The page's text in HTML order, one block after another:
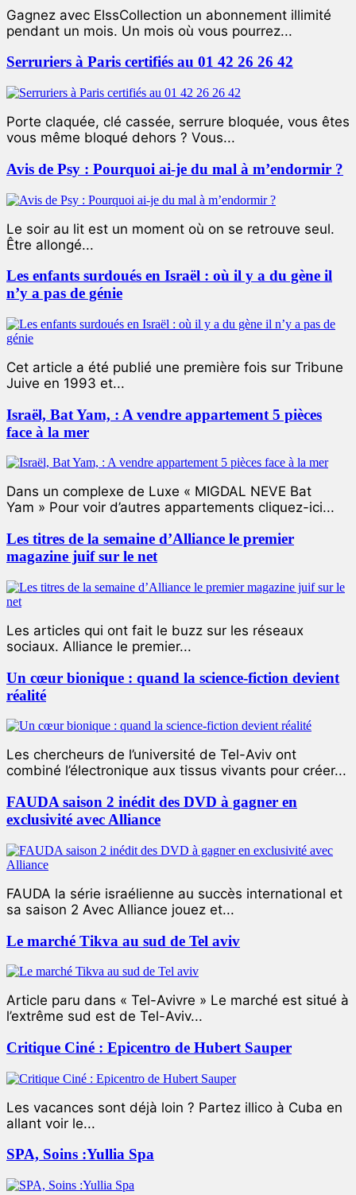
Gagnez avec ElssCollection un abonnement illimité
pendant un mois. Un mois où vous pourrez...
Serruriers à Paris certifiés au 01 42 26 26 42
Porte claquée, clé cassée, serrure bloquée, vous êtes
vous même bloqué dehors ? Vous...
Avis de Psy : Pourquoi ai-je du mal à m’endormir ?
Le soir au lit est un moment où on se retrouve seul.
Être allongé...
Les enfants surdoués en Israël : où il y a du gène il
n’y a pas de génie
Cet article a été publié une première fois sur Tribune
Juive en 1993 et...
Israël, Bat Yam, : A vendre appartement 5 pièces
face à la mer
Dans un complexe de Luxe « MIGDAL NEVE Bat
Yam » Pour voir d’autres appartements cliquez-ici...
Les titres de la semaine d’Alliance le premier
magazine juif sur le net
Les articles qui ont fait le buzz sur les réseaux
sociaux. Alliance le premier...
Un cœur bionique : quand la science-fiction devient
réalité
Les chercheurs de l’université de Tel-Aviv ont
combiné l’électronique aux tissus vivants pour créer...
FAUDA saison 2 inédit des DVD à gagner en
exclusivité avec Alliance
FAUDA la série israélienne au succès international et
sa saison 2 Avec Alliance jouez et...
Le marché Tikva au sud de Tel aviv
Article paru dans « Tel-Avivre » Le marché est situé à
l’extrême sud est de Tel-Aviv...
Critique Ciné : Epicentro de Hubert Sauper
Les vacances sont déjà loin ? Partez illico à Cuba en
allant voir le...
SPA, Soins :Yullia Spa